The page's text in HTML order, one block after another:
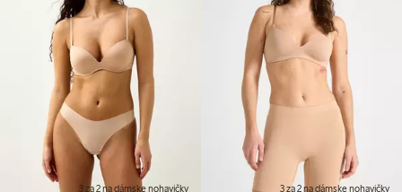
3 za 2 na dámske nohavičky 3 za 2 na dámske nohavičky